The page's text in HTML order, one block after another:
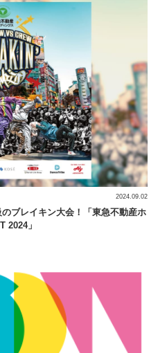
ブレイキン大会！「東急不動産ホ
2024」
2024.09.02